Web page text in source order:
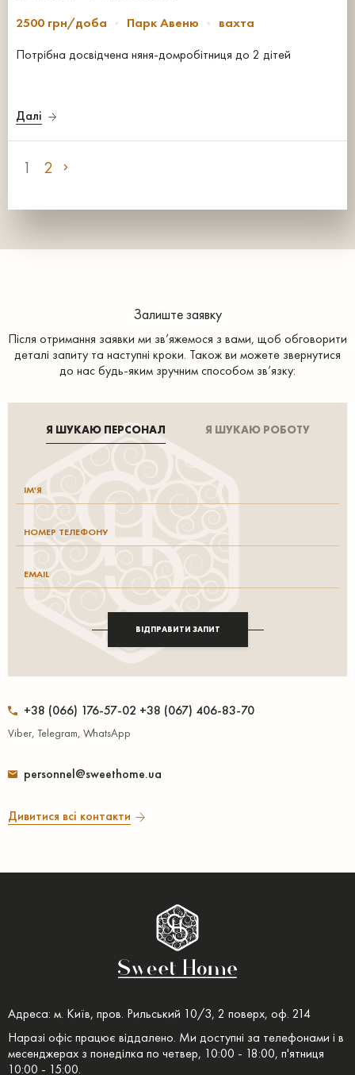
2500 грн/доба Парк Авеню
вахта
Потрібна досвідчена няня-домробітниця до 2 дітей
Далі
1 2
+38 (066) 176-57-02 +38 (067) 406-83-70
Viber, Telegram, WhatsApp
personnel@sweethome.ua
Дивитися всі контакти
Залиште заявку
Після отримання заявки ми зв’яжемося з вами, щоб обговорити
деталі запиту та наступні кроки. Також ви можете звернутися
до нас будь-яким зручним способом зв’язку:
Я ШУКАЮ ПЕРСОНАЛ Я ШУКАЮ РОБОТУ
ВІДПРАВИТИ ЗАПИТ
Адреса: м. Київ, пров. Рильський 10/3, 2 поверх, оф. 214
Наразі офіс працює віддалено. Ми доступні за телефонами і в
месенджерах з понеділка по четвер, 10:00 - 18:00, п'ятниця
10:00 - 15:00.